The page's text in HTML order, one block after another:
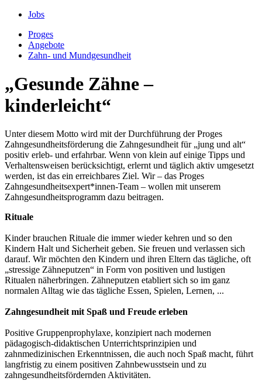
Jobs
Proges
Angebote
Zahn- und Mundgesundheit
„Gesunde Zähne –
kinderleicht“
Unter diesem Motto wird mit der Durchführung der Proges
Zahngesundheitsförderung die Zahngesundheit für „jung und alt“
positiv erleb- und erfahrbar. Wenn von klein auf einige Tipps und
Verhaltensweisen berücksichtigt, erlernt und täglich aktiv umgesetzt
werden, ist das ein erreichbares Ziel. Wir – das Proges
Zahngesundheitsexpert*innen-Team – wollen mit unserem
Zahngesundheitsprogramm dazu beitragen.
Rituale
Kinder brauchen Rituale die immer wieder kehren und so den
Kindern Halt und Sicherheit geben. Sie freuen und verlassen sich
darauf. Wir möchten den Kindern und ihren Eltern das tägliche, oft
„stressige Zähneputzen“ in Form von positiven und lustigen
Ritualen näherbringen. Zähneputzen etabliert sich so im ganz
normalen Alltag wie das tägliche Essen, Spielen, Lernen, ...
Zahngesundheit mit Spaß und Freude erleben
Positive Gruppenprophylaxe, konzipiert nach modernen
pädagogisch-didaktischen Unterrichtsprinzipien und
zahnmedizinischen Erkenntnissen, die auch noch Spaß macht, führt
langfristig zu einem positiven Zahnbewusstsein und zu
zahngesundheitsfördernden Aktivitäten.